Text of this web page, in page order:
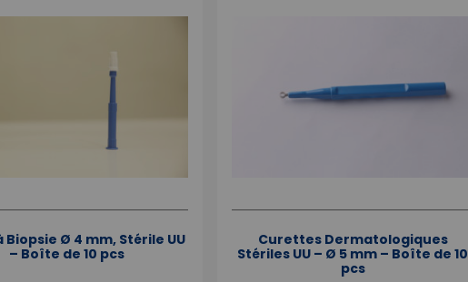
Biopsie Ø 4 mm, Stérile UU
– Boîte de 10 pcs
Curettes Dermatologiques
Stériles UU – Ø 5 mm – Boîte de 10
pcs